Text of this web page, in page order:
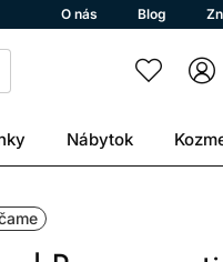
O nás Blog
Nábytok